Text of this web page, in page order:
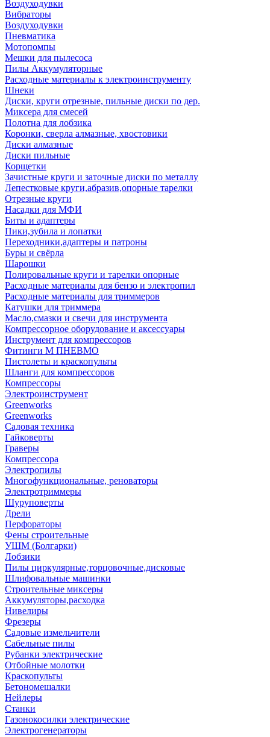
Воздуходувки
Вибраторы
Воздуходувки
Пневматика
Мотопомпы
Мешки для пылесоса
Пилы Аккумуляторные
Расходные материалы к электроинструменту
Шнеки
Диски, круги отрезные, пильные диски по дер.
Миксера для смесей
Полотна для лобзика
Коронки, сверла алмазные, хвостовики
Диски алмазные
Диски пильные
Корщетки
Зачистные круги и заточные диски по металлу
Лепестковые круги,абразив,опорные тарелки
Отрезные круги
Насадки для МФИ
Биты и адаптеры
Пики,зубила и лопатки
Переходники,адаптеры и патроны
Буры и свёрла
Шарошки
Полировальные круги и тарелки опорные
Расходные материалы для бензо и электропил
Расходные материалы для триммеров
Катушки для триммера
Масло,смазки и свечи для инструмента
Компрессорное оборудование и аксессуары
Инструмент для компрессоров
Фитинги М ПНЕВМО
Пистолеты и краскопульты
Шланги для компрессоров
Компрессоры
Электроинструмент
Greenworks
Greenworks
Садовая техника
Гайковерты
Граверы
Компрессора
Электропилы
Многофункциональные, реноваторы
Электротриммеры
Шуруповерты
Дрели
Перфораторы
Фены строительные
УШМ (Болгарки)
Лобзики
Пилы циркулярные,торцовочные,дисковые
Шлифовальные машинки
Строительные миксеры
Аккумуляторы,расходка
Нивелиры
Фрезеры
Садовые измельчители
Сабельные пилы
Рубанки электрические
Отбойные молотки
Краскопульты
Бетономешалки
Нейлеры
Станки
Газонокосилки электрические
Электрогенераторы